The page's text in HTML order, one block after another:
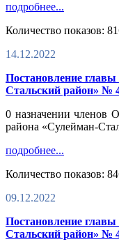
подробнее...
Количество показов:
14.12.2022
Постановление
Стальский район» №
0 назначении членов
района «Сулейман-
подробнее...
Количество показов:
09.12.2022
Постановление
Стальский район» №